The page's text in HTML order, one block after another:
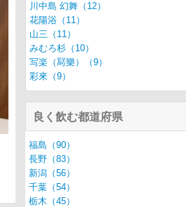
川中島 幻舞（12）
花陽浴（11）
山三（11）
みむろ杉（10）
写楽（冩樂）（9）
彩來（9）
良く飲む都道府県
福島（90）
長野（83）
新潟（56）
千葉（54）
栃木（45）